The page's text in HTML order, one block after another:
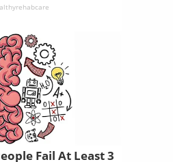
Fail At Least 3